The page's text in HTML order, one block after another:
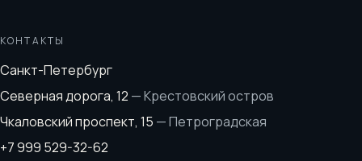
КОНТАКТЫ
Санкт-Петербург
Северная дорога, 12 —Крестовский остров
Чкаловский проспект, 15 —Петроградская
+7 999 529-32-62